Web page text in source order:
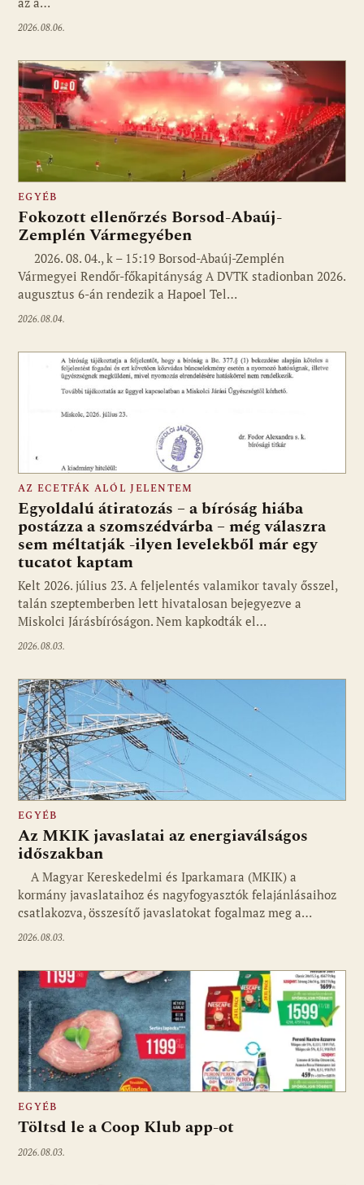
2026.08.06.
EGYÉB
Fokozott ellenőrzés Borsod-Abaúj-
Zemplén Vármegyében
2026. 08. 04., k – 15:19 Borsod-Abaúj-Zemplén
Vármegyei Rendőr-főkapitányság A DVTK stadionban 2026.
augusztus 6-án rendezik a Hapoel Tel…
2026.08.04.
AZ ECETFÁK ALÓL JELENTEM
Egyoldalú átiratozás – a bíróság hiába
postázza a szomszédvárba – még válaszra
sem méltatják -ilyen levelekből már egy
tucatot kaptam
Kelt 2026. július 23. A feljelentés valamikor tavaly ősszel,
talán szeptemberben lett hivatalosan bejegyezve a
Miskolci Járásbíróságon. Nem kapkodták el…
2026.08.03.
EGYÉB
Az MKIK javaslatai az energiaválságos
időszakban
A Magyar Kereskedelmi és Iparkamara (MKIK) a
kormány javaslataihoz és nagyfogyasztók felajánlásaihoz
csatlakozva, összesítő javaslatokat fogalmaz meg a…
2026.08.03.
EGYÉB
Töltsd le a Coop Klub app-ot
2026.08.03.